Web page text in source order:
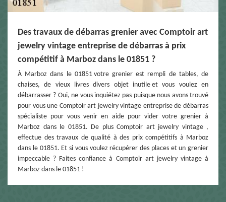
Des travaux de débarras grenier avec Comptoir art
jewelry vintage entreprise de débarras à prix
compétitif à Marboz dans le 01851 ?
À Marboz dans le 01851 votre grenier est rempli de tables, de
chaises, de vieux livres divers objet inutile et vous voulez en
débarrasser ? Oui, ne vous inquiétez pas puisque nous avons trouvé
pour vous une Comptoir art jewelry vintage entreprise de débarras
spécialiste pour vous venir en aide pour vider votre grenier à
Marboz dans le 01851. De plus Comptoir art jewelry vintage ,
effectue des travaux de qualité à des prix compétitifs à Marboz
dans le 01851. Et si vous voulez récupérer des places et un grenier
impeccable ? Faites confiance à Comptoir art jewelry vintage à
Marboz dans le 01851 !